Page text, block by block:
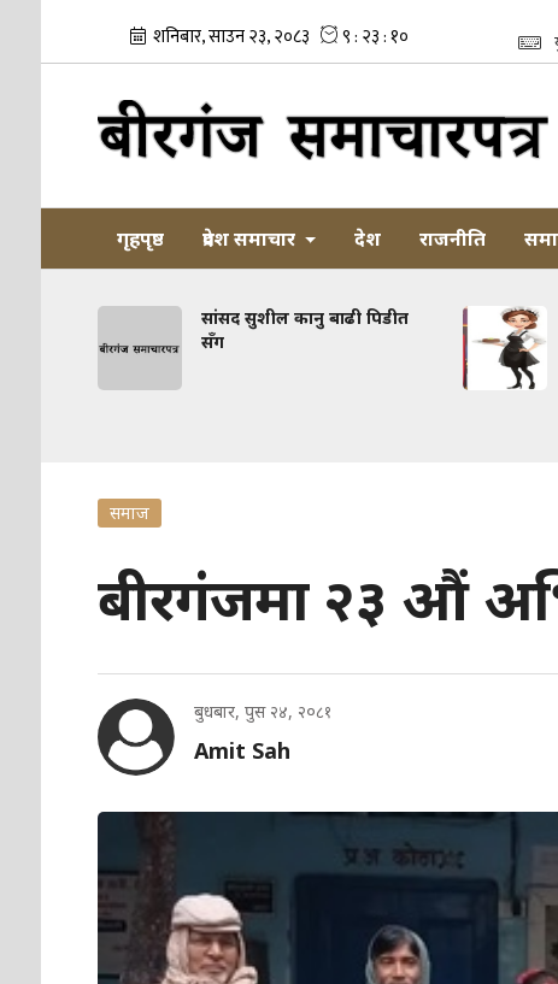
गृहपृष्ठ प्रदेश समाचार देश राजनीति
सांसद सुशील कानु बाढी पिडीत
सँग
समाज
बीरगंजमा २३ औं
बुधबार, पुस २४, २०८१
Amit Sah